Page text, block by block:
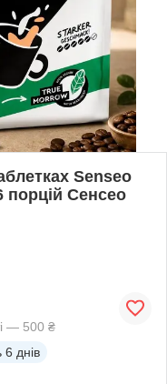
Senseo
порцій Сенсео
— 500 ₴
6 днів